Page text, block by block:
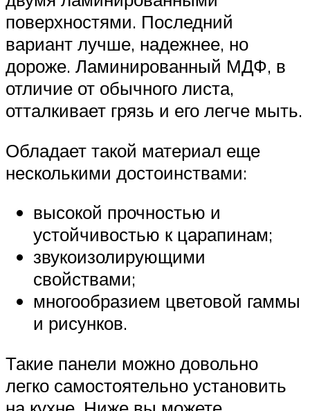
поверхностями. Последний
вариант лучше, надежнее, но
дороже. Ламинированный МДФ, в
отличие от обычного листа,
отталкивает грязь и его легче мыть.
Обладает такой материал еще
несколькими достоинствами:
высокой прочностью и
устойчивостью к царапинам;
звукоизолирующими
свойствами;
многообразием цветовой гаммы
и рисунков.
Такие панели можно довольно
легко самостоятельно установить